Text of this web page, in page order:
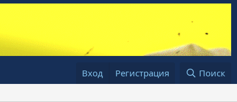
Вход Регистрация Поиск